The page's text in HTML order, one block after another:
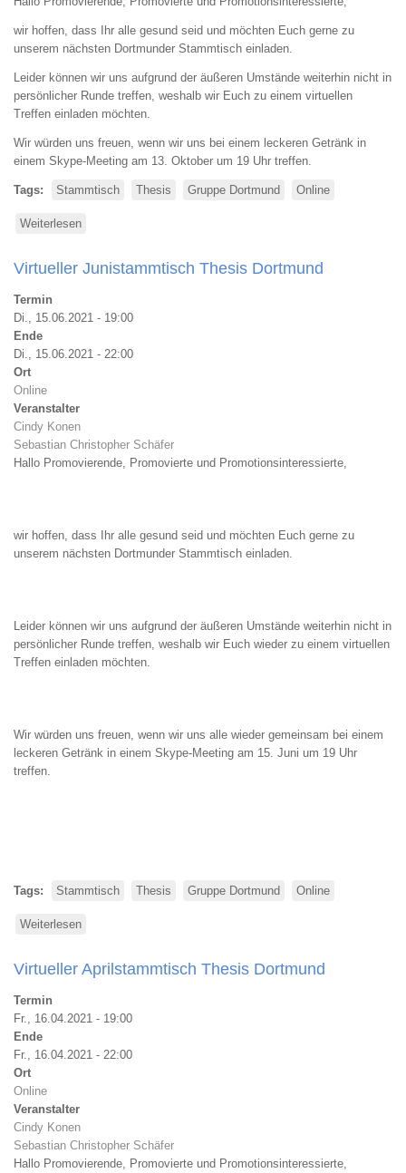
wir hoffen, dass Ihr alle gesund seid und möchten Euch gerne zu
unserem nächsten Dortmunder Stammtisch einladen.
Leider können wir uns aufgrund der äußeren Umstände weiterhin nicht in
persönlicher Runde treffen, weshalb wir Euch zu einem virtuellen
Treffen einladen möchten.
Wir würden uns freuen, wenn wir uns bei einem leckeren Getränk in
einem Skype-Meeting am 13. Oktober um 19 Uhr treffen.
Tags Stammtisch Thesis Gruppe Dortmund Online
Weiterlesen
Oktoberstammtisch
Thesis
Virtueller Junistammtisch Thesis Dortmund
Termin
Di., 15.06.2021 - 19:00
Ende
Di., 15.06.2021 - 22:00
Ort
Online
Veranstalter
Cindy Konen
Sebastian Christopher Schäfer
Hallo Promovierende, Promovierte und Promotionsinteressierte,
wir hoffen, dass Ihr alle gesund seid und möchten Euch gerne zu
unserem nächsten Dortmunder Stammtisch einladen.
Leider können wir uns aufgrund der äußeren Umstände weiterhin nicht in
persönlicher Runde treffen, weshalb wir Euch wieder zu einem virtuellen
Treffen einladen möchten.
Wir würden uns freuen, wenn wir uns alle wieder gemeinsam bei einem
leckeren Getränk in einem Skype-Meeting am 15. Juni um 19 Uhr
treffen.
Tags Stammtisch Thesis Gruppe Dortmund Online
Weiterlesen
Junistammtisch
Thesis
Virtueller Aprilstammtisch Thesis Dortmund
Termin
Fr., 16.04.2021 - 19:00
Ende
Fr., 16.04.2021 - 22:00
Ort
Online
Veranstalter
Cindy Konen
Sebastian Christopher Schäfer
Hallo Promovierende, Promovierte und Promotionsinteressierte,